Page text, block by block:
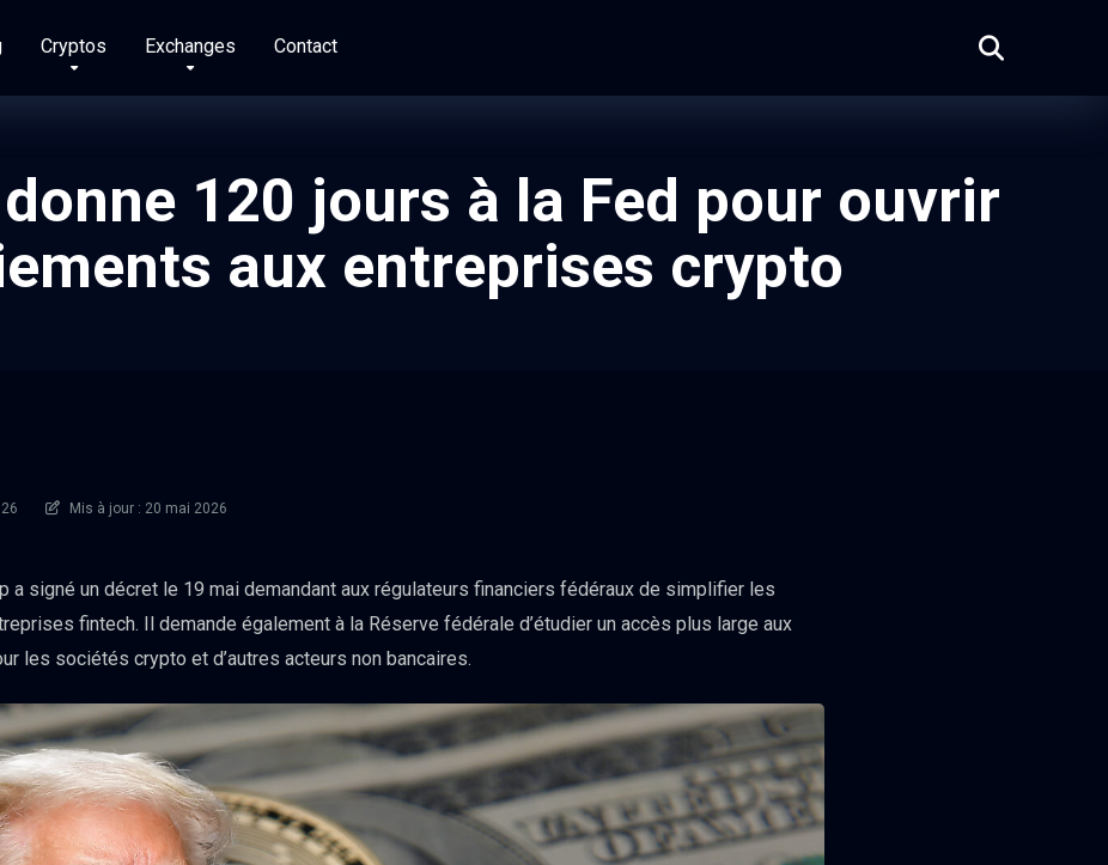
Cryptos Exchanges Contact
120 jours à la Fed pour ouvrir
aux entreprises crypto
Mis à jour : 20 mai 2026
a signé un décret le 19 mai demandant aux régulateurs financiers fédéraux de simplifier les
fintech. Il demande également à la Réserve fédérale d’étudier un accès plus large aux
les sociétés crypto et d’autres acteurs non bancaires.